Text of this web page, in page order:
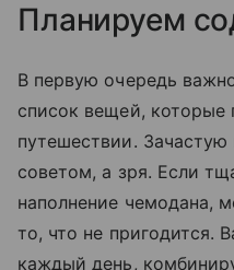
Планируем
В первую очередь
список вещей, которые
путешествии.
советом, а зря. Если
наполнение чемодана,
то, что не пригодится.
каждый день,